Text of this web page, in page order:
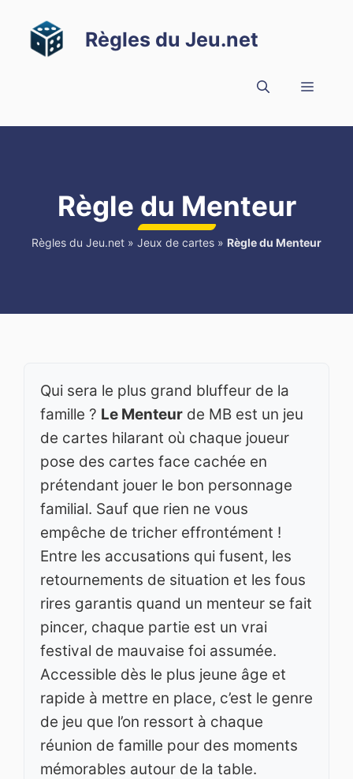
contenu
Règles du Jeu.net
Menu
Règle du Menteur
Règles du Jeu.net » Jeux de cartes » Règle du Menteur
Qui sera le plus grand bluffeur de la
famille ? Le Menteur de MB est un jeu
de cartes hilarant où chaque joueur
pose des cartes face cachée en
prétendant jouer le bon personnage
familial. Sauf que rien ne vous
empêche de tricher effrontément !
Entre les accusations qui fusent, les
retournements de situation et les fous
rires garantis quand un menteur se fait
pincer, chaque partie est un vrai
festival de mauvaise foi assumée.
Accessible dès le plus jeune âge et
rapide à mettre en place, c’est le genre
de jeu que l’on ressort à chaque
réunion de famille pour des moments
mémorables autour de la table.